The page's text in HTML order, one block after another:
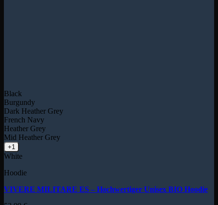
Black
Burgundy
Dark Heather Grey
French Navy
Heather Grey
Mid Heather Grey
+1
White
Hoodie
VIVERE MILITARE ES – Hochwertiger Unisex BIO Hoodie